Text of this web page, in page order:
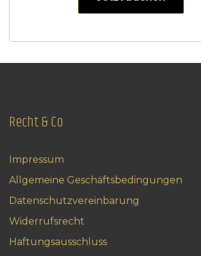
Recht & Co
Impressum
Allgemeine Geschäftsbedingungen
Datenschutzvereinbarung
Widerrufsrecht
Haftungsausschluss